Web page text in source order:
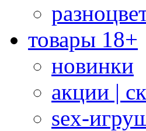
товары 18+
новинки
акции |
sex-